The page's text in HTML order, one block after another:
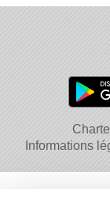
Informations